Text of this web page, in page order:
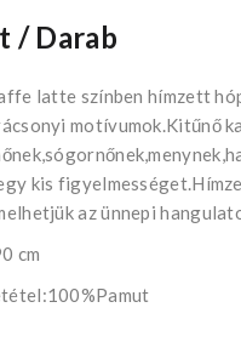
/ Darab
latte színben hímzett
motívumok.Kitűnő
kis
az ünnepi
cm